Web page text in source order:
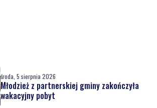
środa, 5 sierpnia 2026
Młodzież z partnerskiej gminy zakończyła
wakacyjny pobyt